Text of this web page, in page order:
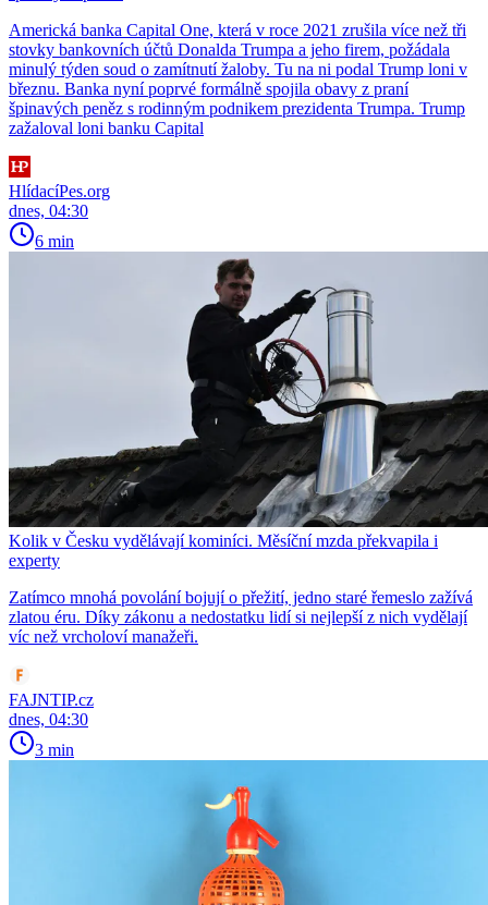
Americká banka Capital One, která v roce 2021 zrušila více než tři
stovky bankovních účtů Donalda Trumpa a jeho firem, požádala
minulý týden soud o zamítnutí žaloby. Tu na ni podal Trump loni v
březnu. Banka nyní poprvé formálně spojila obavy z praní
špinavých peněz s rodinným podnikem prezidenta Trumpa. Trump
zažaloval loni banku Capital
HlídacíPes.org
dnes, 04:30
6 min
Kolik v Česku vydělávají kominíci. Měsíční mzda překvapila i
experty
Zatímco mnohá povolání bojují o přežití, jedno staré řemeslo zažívá
zlatou éru. Díky zákonu a nedostatku lidí si nejlepší z nich vydělají
víc než vrcholoví manažeři.
FAJNTIP.cz
dnes, 04:30
3 min